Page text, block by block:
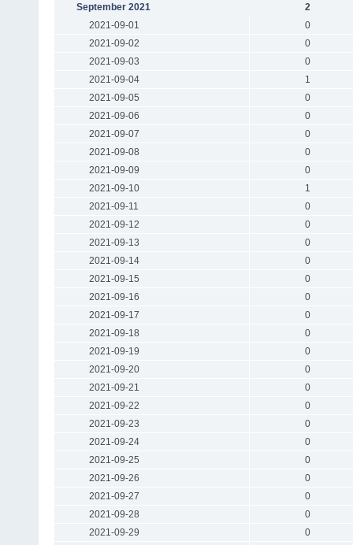
September 2021
2
2021-09-01
0
2021-09-02
0
2021-09-03
0
2021-09-04
1
2021-09-05
0
2021-09-06
0
2021-09-07
0
2021-09-08
0
2021-09-09
0
2021-09-10
1
2021-09-11
0
2021-09-12
0
2021-09-13
0
2021-09-14
0
2021-09-15
0
2021-09-16
0
2021-09-17
0
2021-09-18
0
2021-09-19
0
2021-09-20
0
2021-09-21
0
2021-09-22
0
2021-09-23
0
2021-09-24
0
2021-09-25
0
2021-09-26
0
2021-09-27
0
2021-09-28
0
2021-09-29
0